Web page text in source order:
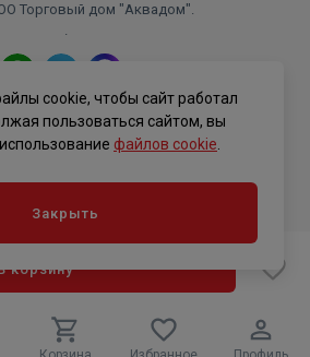
корзину
Торговый дом "Аквадом".
.
конфиденциальности
cookie, чтобы сайт работал
пользоваться сайтом, вы
файлов cookie
Закрыть